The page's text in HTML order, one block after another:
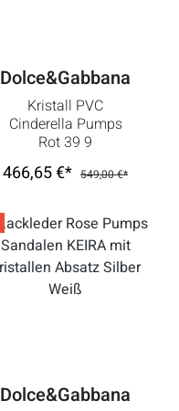
Dolce&Gabbana
Kristall PVC
Cinderella Pumps
Rot 39 9
466,65 €* 549,00 €*
Dolce&Gabbana